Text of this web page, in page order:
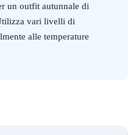
un outfit autunnale di
vari livelli di
alle temperature